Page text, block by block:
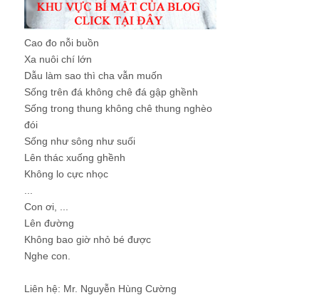
Cao đo nỗi buồn
Xa nuôi chí lớn
Dẫu làm sao thì cha vẫn muốn
Sống trên đá không chê đá gập ghềnh
Sống trong thung không chê thung nghèo
đói
Sống như sông như suối
Lên thác xuống ghềnh
Không lo cực nhọc
Con ơi, ...
Lên đường
Không bao giờ nhỏ bé được
Nghe con.
Liên hệ: Mr. Nguyễn Hùng Cường